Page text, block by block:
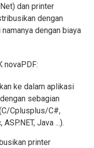
dan printer
dengan
dengan biaya
novaPDF:
ke dalam aplikasi
sebagian
Cplusplus/C#,
Java ...).
printer